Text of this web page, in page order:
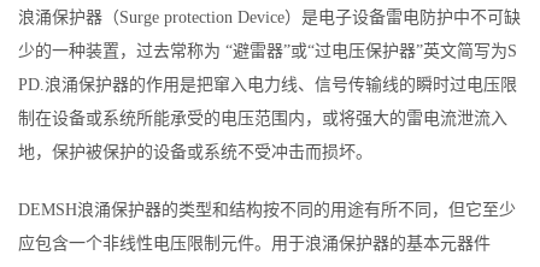
浪涌保护器（Surge protection Device）是电子设备雷电防护中不可缺
少的一种装置，过去常称为 “避雷器”或“过电压保护器”英文简写为S
PD.浪涌保护器的作用是把窜入电力线、信号传输线的瞬时过电压限
制在设备或系统所能承受的电压范围内，或将强大的雷电流泄流入
地，保护被保护的设备或系统不受冲击而损坏。
DEMSH浪涌保护器的类型和结构按不同的用途有所不同，但它至少
应包含一个非线性电压限制元件。用于浪涌保护器的基本元器件